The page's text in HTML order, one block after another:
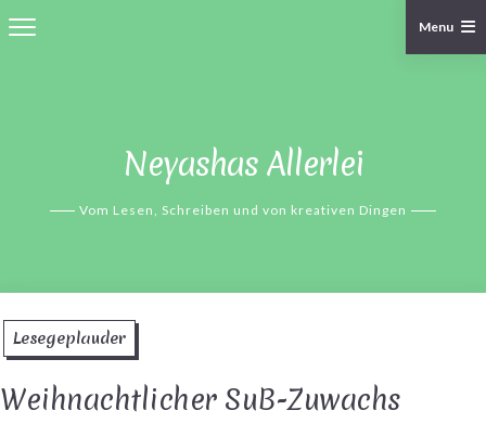
Neyashas Allerlei
Vom Lesen, Schreiben und von kreativen Dingen
Menu
Lesegeplauder
Weihnachtlicher SuB-Zuwachs